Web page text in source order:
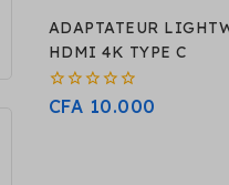
ADAPTATEUR
HDMI 4K TYPE C
0
CFA 10.000